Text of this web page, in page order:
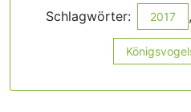
Schlagwörter: 2017 ,